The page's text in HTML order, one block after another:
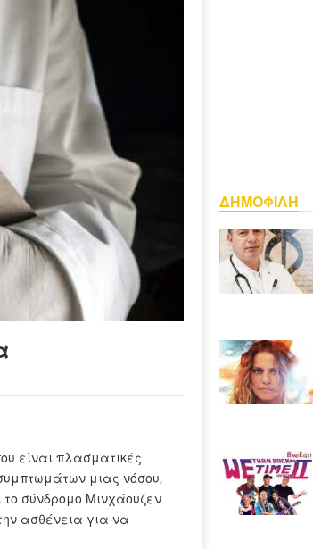
είναι πλασματικές
μιας νόσου,
σύνδρομο Μινχάουζεν
ασθένεια για να
ΔΗΜΟΦΙΛΗ